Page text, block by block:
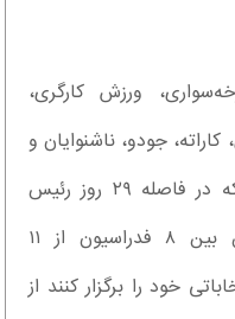
ورزش کارگری،
کاراته، جودو، ناشنوایان و
ژیمناستیک ۱۱ فدراسیونی هستند که در فاصله ۲۹ روز رئیس
خود را خواهند شناخت. در این بین ۸ فدراسیون از ۱۱
خود را برگزار کنند از